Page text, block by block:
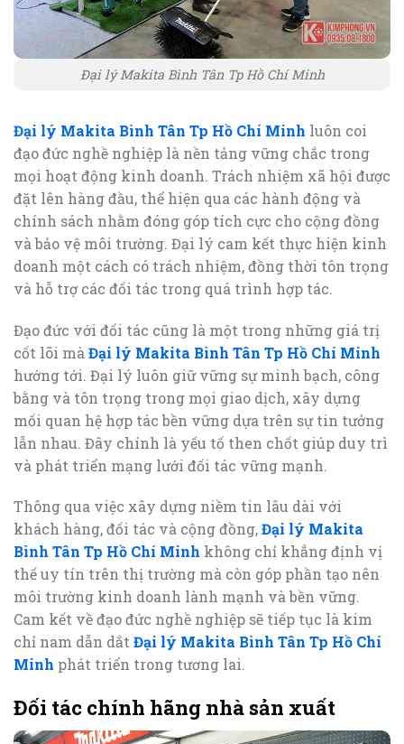
Đại lý Makita Bình Tân Tp Hồ Chí Minh
Đại lý Makita Bình Tân Tp Hồ Chí Minh luôn coi
đạo đức nghề nghiệp là nền tảng vững chắc trong
mọi hoạt động kinh doanh. Trách nhiệm xã hội được
đặt lên hàng đầu, thể hiện qua các hành động và
chính sách nhằm đóng góp tích cực cho cộng đồng
và bảo vệ môi trường. Đại lý cam kết thực hiện kinh
doanh một cách có trách nhiệm, đồng thời tôn trọng
và hỗ trợ các đối tác trong quá trình hợp tác.
Đạo đức với đối tác cũng là một trong những giá trị
cốt lõi mà Đại lý Makita Bình Tân Tp Hồ Chí Minh
hướng tới. Đại lý luôn giữ vững sự minh bạch, công
bằng và tôn trọng trong mọi giao dịch, xây dựng
mối quan hệ hợp tác bền vững dựa trên sự tin tưởng
lẫn nhau. Đây chính là yếu tố then chốt giúp duy trì
và phát triển mạng lưới đối tác vững mạnh.
Thông qua việc xây dựng niềm tin lâu dài với
khách hàng, đối tác và cộng đồng,Đại lý Makita
Bình Tân Tp Hồ Chí Minh không chỉ khẳng định vị
thế uy tín trên thị trường mà còn góp phần tạo nên
môi trường kinh doanh lành mạnh và bền vững.
Cam kết về đạo đức nghề nghiệp sẽ tiếp tục là kim
chỉ nam dẫn dắtĐại lý Makita Bình Tân Tp Hồ Chí
Minh phát triển trong tương lai.
Đối tác chính hãng nhà sản xuất